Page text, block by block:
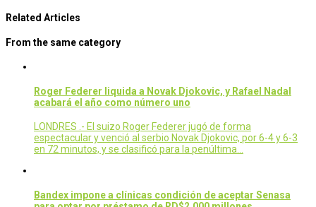
Related Articles
From the same category
Roger Federer liquida a Novak Djokovic, y Rafael Nadal
acabará el año como número uno
LONDRES .- El suizo Roger Federer jugó de forma
espectacular y venció al serbio Novak Djokovic, por 6-4 y 6-3
en 72 minutos, y se clasificó para la penúltima…
Bandex impone a clínicas condición de aceptar Senasa